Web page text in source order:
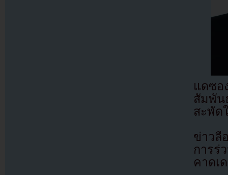
แดซอ
สัมพัน
สะพัด
ข่าวลื
การร่
คาดเ